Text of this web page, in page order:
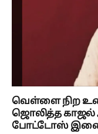
வெள்ளை நிற
ஜொலித்த காஜல்
போட்டோஸ்